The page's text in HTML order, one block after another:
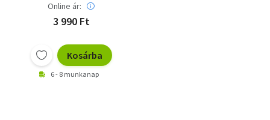
Online ár:
3 990 Ft
Kosárba
6 - 8 munkanap